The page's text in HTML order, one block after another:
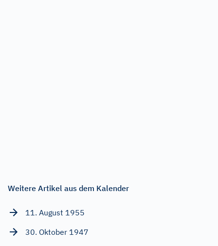
Weitere Artikel aus dem Kalender
11. August 1955
30. Oktober 1947